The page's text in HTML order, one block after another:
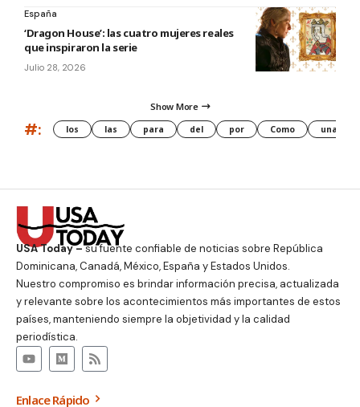
España
‘Dragon House’: las cuatro mujeres reales
que inspiraron la serie
Julio 28, 2026
Show More
#: los las para del por Como una
USA Today –su fuente confiable de noticias sobre República
Dominicana, Canadá, México, España y Estados Unidos.
Nuestro compromiso es brindar información precisa, actualizada
y relevante sobre los acontecimientos más importantes de estos
países, manteniendo siempre la objetividad y la calidad
periodística.
Enlace Rápido